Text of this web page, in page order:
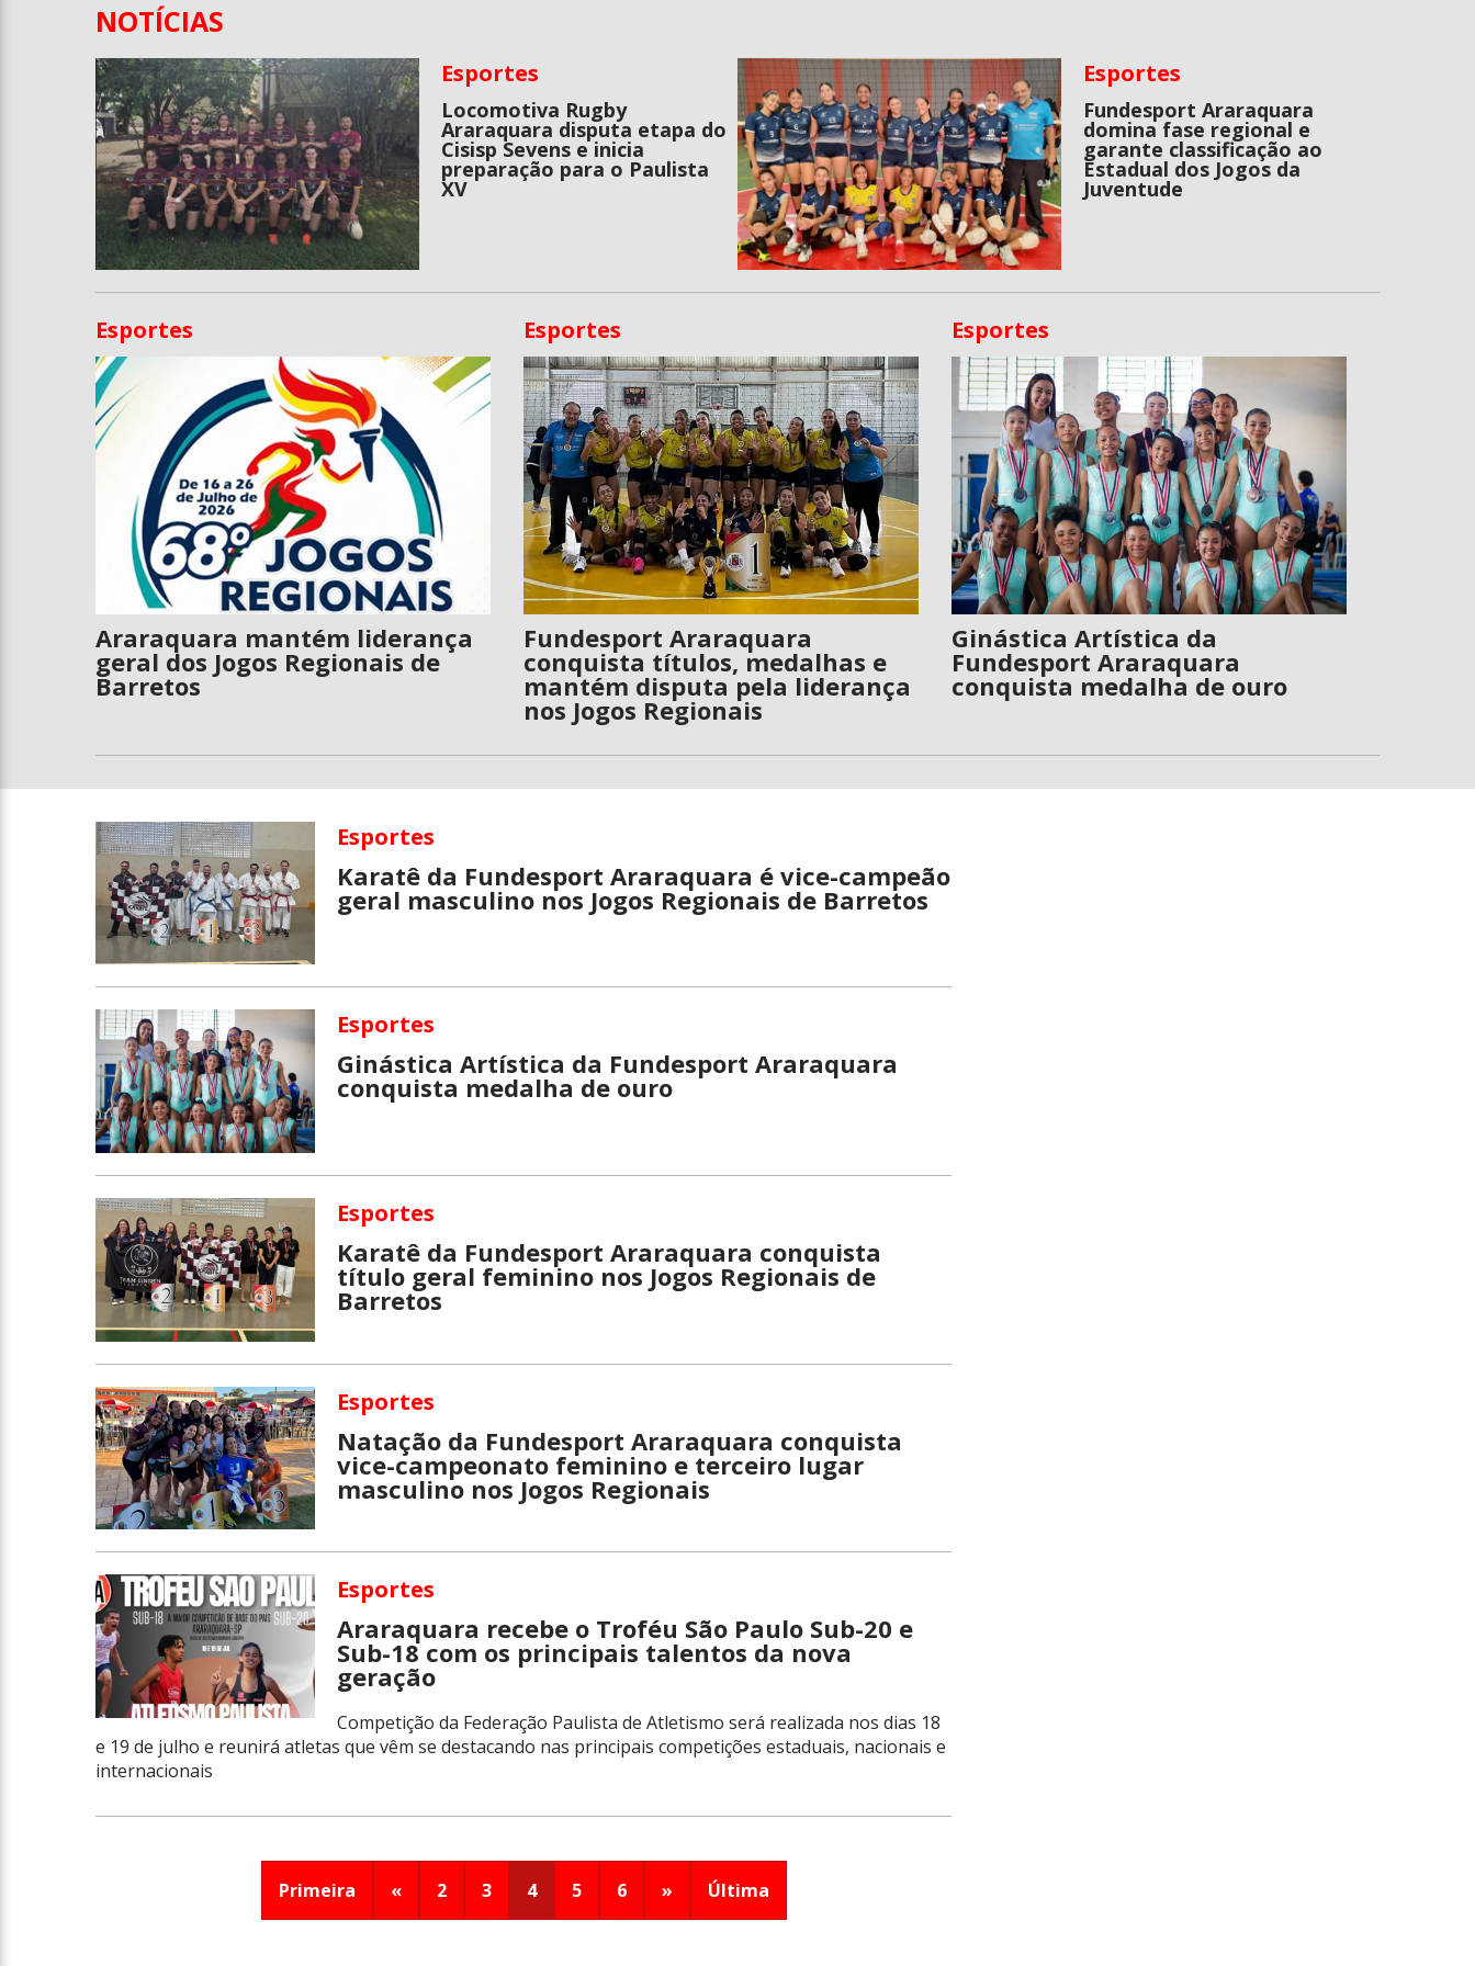
Entrevista
Televisão
Entretenimento
NOTÍCIAS
Esportes
Locomotiva Rugby
Araraquara disputa etapa do
Cisisp Sevens e inicia
preparação para o Paulista
XV
Esportes
Fundesport Araraquara
domina fase regional e
garante classificação ao
Estadual dos Jogos da
Juventude
Esportes
Araraquara mantém liderança
geral dos Jogos Regionais de
Barretos
Esportes
Fundesport Araraquara
conquista títulos, medalhas e
mantém disputa pela liderança
nos Jogos Regionais
Esportes
Ginástica Artística da
Fundesport Araraquara
conquista medalha de ouro
Esportes
Karatê da Fundesport Araraquara é vice-campeão
geral masculino nos Jogos Regionais de Barretos
Esportes
Ginástica Artística da Fundesport Araraquara
conquista medalha de ouro
Esportes
Karatê da Fundesport Araraquara conquista
título geral feminino nos Jogos Regionais de
Barretos
Esportes
Natação da Fundesport Araraquara conquista
vice-campeonato feminino e terceiro lugar
masculino nos Jogos Regionais
Esportes
Araraquara recebe o Troféu São Paulo Sub-20 e
Sub-18 com os principais talentos da nova
geração
Competição da Federação Paulista de Atletismo será realizada nos dias 18
e 19 de julho e reunirá atletas que vêm se destacando nas principais competições estaduais, nacionais e
internacionais
Primeira « 2 3 4 5 6 » Última